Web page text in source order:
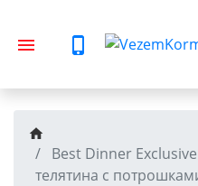
Best Dinner
телятина с